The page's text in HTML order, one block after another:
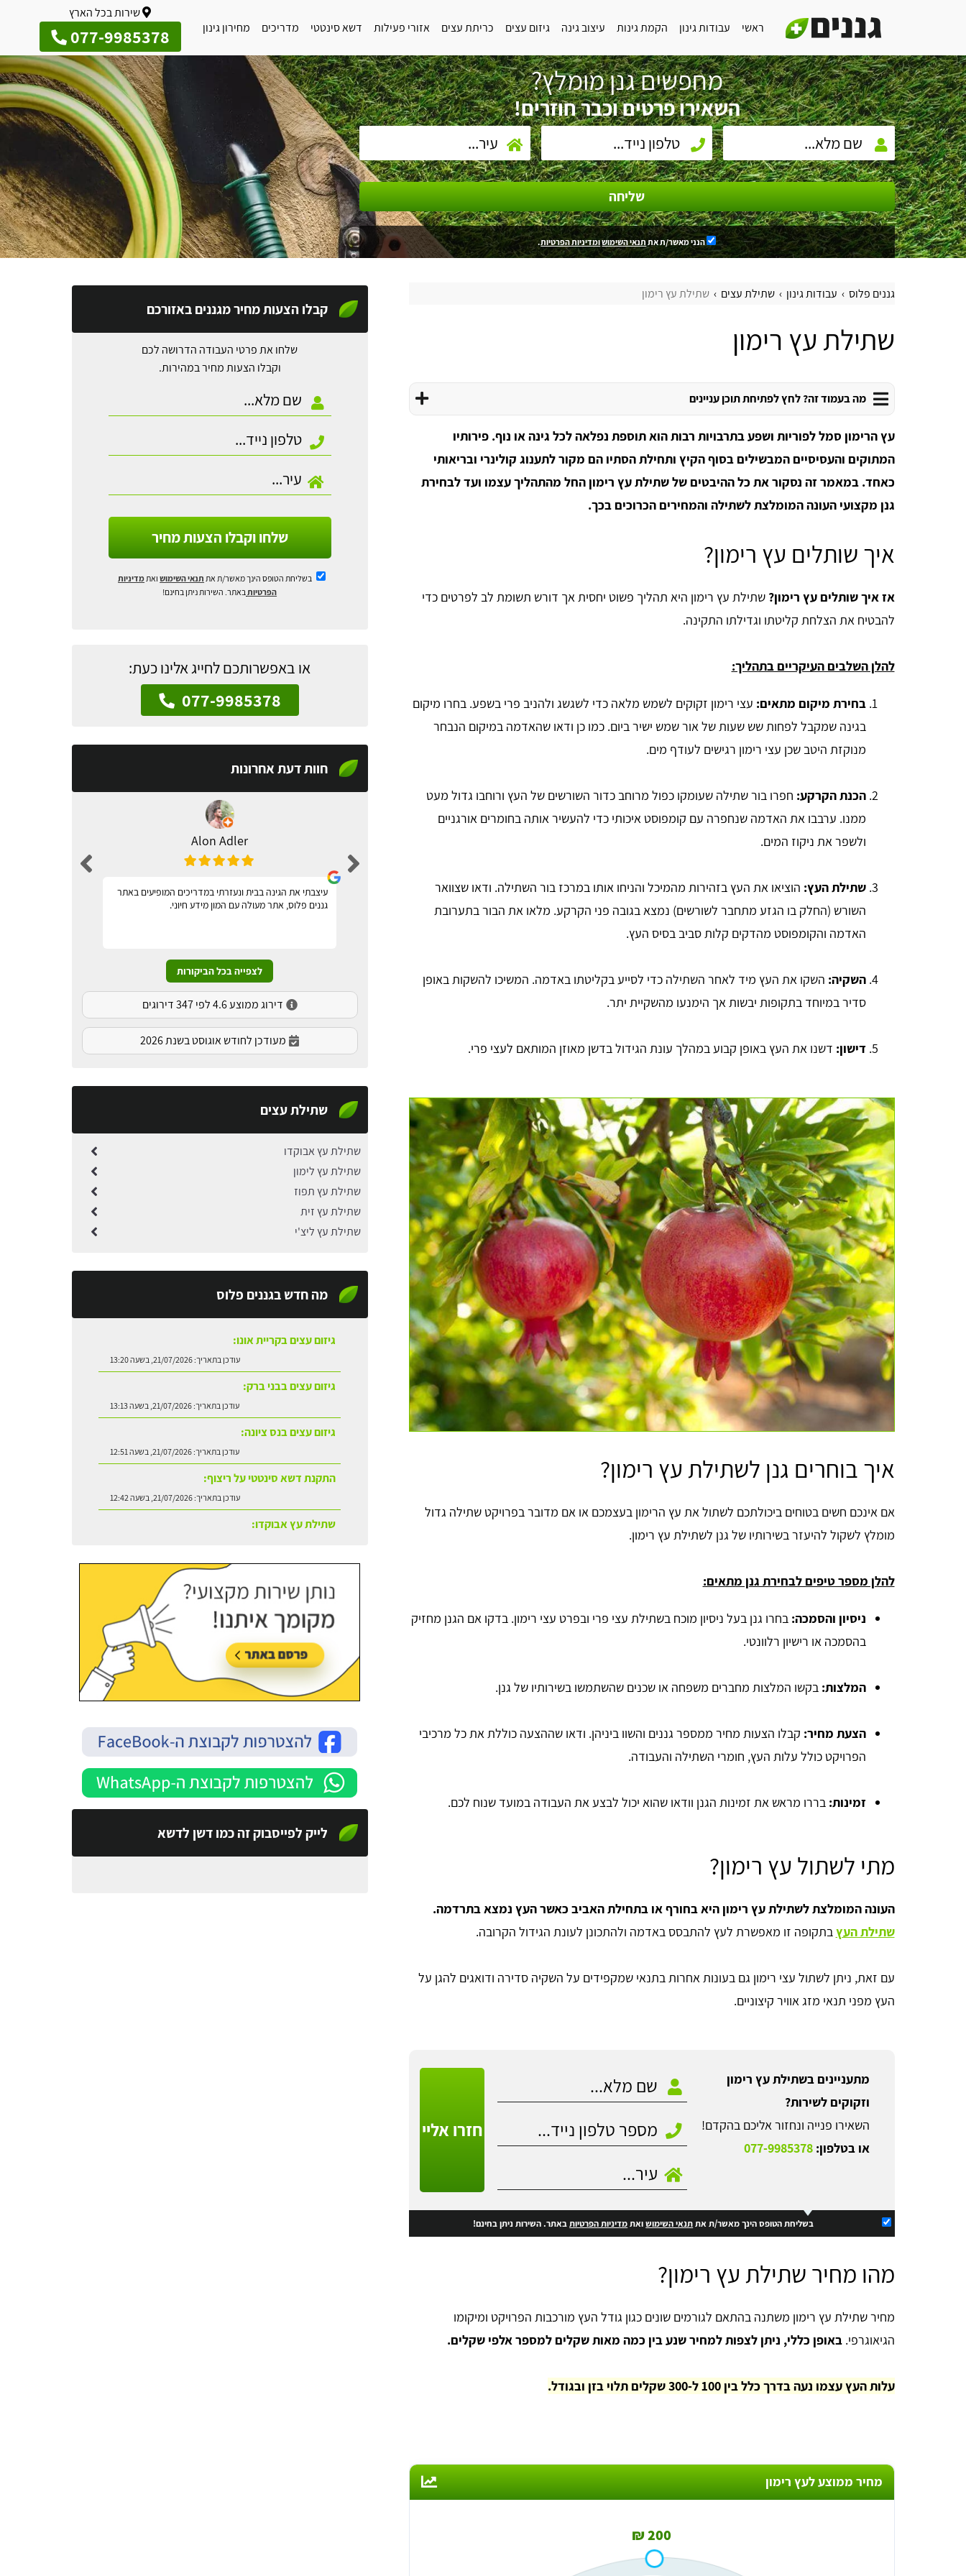
ראשי עבודות גינון הקמת גינות עיצוב גינה גיזום עצים כריתת עצים אזורי פעילות דשא סינטטי מדריכים מחירון גינון
שירות בכל הארץ
077-9985378
מחפשים גנן מומלץ?
השאירו פרטים וכבר חוזרים!
שליחה
הנני מאשר/ת את תנאי השימושומדיניות הפרטיות.
גננים פלוס עבודות גינון שתילת עצים שתילת עץ רימון
שתילת עץ רימון
מה בעמוד זה? לחץ לפתיחת תוכן עניינים
עץ הרימון סמל לפוריות ושפע בתרבויות רבות הוא תוספת נפלאה לכל גינה או נוף. פירותיו
המתוקים והעסיסיים המבשילים בסוף הקיץ ותחילת הסתיו הם מקור לתענוג קולינרי ובריאותי
כאחד. במאמר זה נסקור את כל ההיבטים של שתילת עץ רימון החל מהתהליך עצמו ועד לבחירת
גנן מקצועי העונה המומלצת לשתילה והמחירים הכרוכים בכך.
איך שותלים עץ רימון?
אז איך שותלים עץ רימון?שתילת עץ רימון היא תהליך פשוט יחסית אך דורש תשומת לב לפרטים כדי
להבטיח את הצלחת קליטתו וגדילתו התקינה.
להלן השלבים העיקריים בתהליך:
בחירת מיקום מתאים: עצי רימון זקוקים לשמש מלאה כדי לשגשג ולהניב פרי בשפע. בחרו מיקום
בגינה שמקבל לפחות שש שעות של אור שמש ישיר ביום. כמו כן ודאו שהאדמה במיקום הנבחר
מנוקזת היטב שכן עצי רימון רגישים לעודף מים.
הכנת הקרקע: חפרו בור שתילה שעומקו כפול מרוחב כדור השורשים של העץ ורוחבו גדול מעט
ממנו. ערבבו את האדמה שנחפרה עם קומפוסט איכותי כדי להעשיר אותה בחומרים אורגניים
ולשפר את ניקוז המים.
שתילת העץ: הוציאו את העץ בזהירות מהמיכל והניחו אותו במרכז בור השתילה. ודאו שצוואר
השורש (החלק בו הגזע מתחבר לשורשים) נמצא בגובה פני הקרקע. מלאו את הבור בתערובת
האדמה והקומפוסט מהדקים קלות סביב בסיס העץ.
השקיה: השקו את העץ מיד לאחר השתילה כדי לסייע בקליטתו באדמה. המשיכו להשקות באופן
סדיר במיוחד בתקופות יבשות אך הימנעו מהשקיית יתר.
דישון: דשנו את העץ באופן קבוע במהלך עונת הגידול בדשן מאוזן המותאם לעצי פרי.
איך בוחרים גנן לשתילת עץ רימון?
אם אינכם חשים בטוחים ביכולתכם לשתול את עץ הרימון בעצמכם או אם מדובר בפרויקט שתילה גדול
מומלץ לשקול להיעזר בשירותיו של גנן לשתילת עץ רימון.
להלן מספר טיפים לבחירת גנן מתאים:
ניסיון והסמכה: בחרו גנן בעל ניסיון מוכח בשתילת עצי פרי ובפרט עצי רימון. בדקו אם הגנן מחזיק
בהסמכה או רישיון רלוונטי.
המלצות: בקשו המלצות מחברים משפחה או שכנים שהשתמשו בשירותיו של גנן.
הצעת מחיר: קבלו הצעות מחיר ממספר גננים והשוו ביניהן. ודאו שההצעה כוללת את כל מרכיבי
הפרויקט כולל עלות העץ, חומרי השתילה והעבודה.
זמינות: בררו מראש את זמינות הגנן וודאו שהוא יכול לבצע את העבודה במועד שנוח לכם.
מתי לשתול עץ רימון?
העונה המומלצת לשתילת עץ רימון היא בחורף או בתחילת האביב כאשר העץ נמצא בתרדמה.
שתילת העץבתקופה זו מאפשרת לעץ להתבסס באדמה ולהתכונן לעונת הגידול הקרובה.
עם זאת, ניתן לשתול עצי רימון גם בעונות אחרות בתנאי שמקפידים על השקיה סדירה ודואגים להגן על
העץ מפני תנאי מזג אוויר קיצוניים.
מתעניינים בשתילת עץ רימון
וזקוקים לשירות?
השאירו פנייה ונחזור אליכם בהקדם!
או בטלפון:077-9985378
חזרו אליי
בשליחת הטופס הינך מאשר/ת אתתנאי השימושואתמדיניות הפרטיותבאתר. השירות ניתן בחינם!
מהו מחיר שתילת עץ רימון?
מחיר שתילת עץ רימון משתנה בהתאם לגורמים שונים כגון גודל העץ מורכבות הפרויקט ומיקומו
הגיאוגרפי.באופן כללי, ניתן לצפות למחיר שנע בין כמה מאות שקלים למספר אלפי שקלים.
עלות העץ עצמו נעה בדרך כלל בין 100 ל-300 שקלים תלוי בזן ובגודל.
מחיר ממוצע לעץ רימון
200 ₪
קבלו הצעות מחיר מגננים באזורכם
שלחו את פרטי העבודה הדרושה לכם
וקבלו הצעות מחיר במהירות.
שלחו וקבלו הצעות מחיר
בשליחת הטופס הינך מאשר/ת את תנאי השימושואת מדיניות
הפרטיות באתר. השירות ניתן בחינם!
או באפשרותכם לחייג אלינו כעת:
077-9985378
חוות דעת אחרונות
Alon Adler
עיצבתי את הגינה בבית ונעזרתי במדריכים המופיעים באתר
גננים פלוס, אתר מעולה עם המון מידע חיוני.
מצאתי דרך האתר גנן להקמה של גינה חדשה, שירות
מעולה ומקצועי, תודה!
anna lipaz
ממש כמו שכתוב. מקבלים כמה הצעות ומשווים מחירים!
עשיתי זאת והצלחתי גם לחסוך בעלות וגם לקבל שירות מעל
למצופה, תודה רבה לכם!
לצפייה בכל הביקורות
דירוג ממוצע 4.6 לפי 347 דירוגים
מעודכן לחודש אוגוסט בשנת 2026
שתילת עצים
שתילת עץ אבוקדו
שתילת עץ לימון
שתילת עץ תפוז
שתילת עץ זית
שתילת עץ ליצ'י
מה חדש בגננים פלוס
גיזום עצים בקריית אונו:
עודכן בתאריך:21/07/2026, בשעה 13:20
גיזום עצים בבני ברק:
עודכן בתאריך:21/07/2026, בשעה 13:13
גיזום עצים בנס ציונה:
עודכן בתאריך:21/07/2026, בשעה 12:51
התקנת דשא סינטטי על ריצוף:
עודכן בתאריך:21/07/2026, בשעה 12:42
שתילת עץ אבוקדו:
לייק לפייסבוק זה כמו דשן לדשא